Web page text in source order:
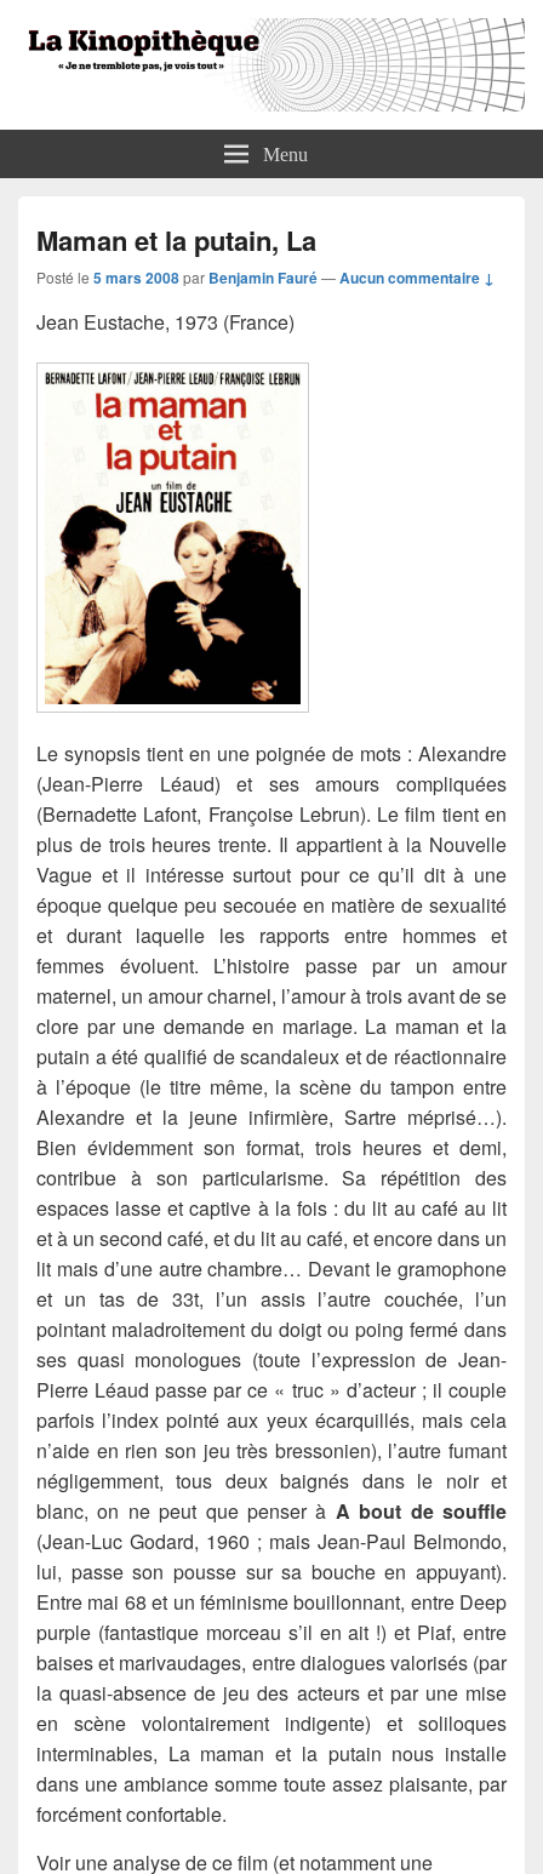
La KinopithèqueMenu
Maman et la putain, La
Posté le 5 mars 2008par Benjamin Fauré—Aucun commentaire ↓
Jean Eustache, 1973 (France)
Le synopsis tient en une poignée de mots : Alexandre
(Jean-Pierre Léaud) et ses amours compliquées
(Bernadette Lafont, Françoise Lebrun). Le film tient en
plus de trois heures trente. Il appartient à la Nouvelle
Vague et il intéresse surtout pour ce qu’il dit à une
époque quelque peu secouée en matière de sexualité
et durant laquelle les rapports entre hommes et
femmes évoluent. L’histoire passe par un amour
maternel, un amour charnel, l’amour à trois avant de se
clore par une demande en mariage. La maman et la
putain a été qualifié de scandaleux et de réactionnaire
à l’époque (le titre même, la scène du tampon entre
Alexandre et la jeune infirmière, Sartre méprisé…).
Bien évidemment son format, trois heures et demi,
contribue à son particularisme. Sa répétition des
espaces lasse et captive à la fois : du lit au café au lit
et à un second café, et du lit au café, et encore dans un
lit mais d’une autre chambre… Devant le gramophone
et un tas de 33t, l’un assis l’autre couchée, l’un
pointant maladroitement du doigt ou poing fermé dans
ses quasi monologues (toute l’expression de Jean-
Pierre Léaud passe par ce « truc » d’acteur ; il couple
parfois l’index pointé aux yeux écarquillés, mais cela
n’aide en rien son jeu très bressonien), l’autre fumant
négligemment, tous deux baignés dans le noir et
blanc, on ne peut que penser à A bout de souffle
(Jean-Luc Godard, 1960 ; mais Jean-Paul Belmondo,
lui, passe son pousse sur sa bouche en appuyant).
Entre mai 68 et un féminisme bouillonnant, entre Deep
purple (fantastique morceau s’il en ait !) et Piaf, entre
baises et marivaudages, entre dialogues valorisés (par
la quasi-absence de jeu des acteurs et par une mise
en scène volontairement indigente) et soliloques
interminables, La maman et la putain nous installe
dans une ambiance somme toute assez plaisante, par
forcément confortable.
Voir une analyse de ce film (et notamment une